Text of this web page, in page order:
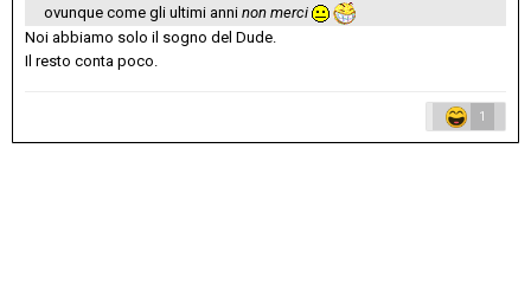
ovunque come gli ultimi anni non merci
Noi abbiamo solo il sogno del Dude.
Il resto conta poco.
1